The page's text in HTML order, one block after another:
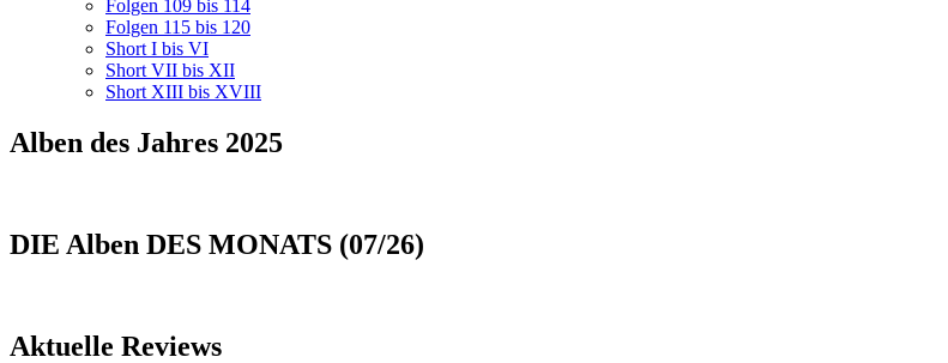
Folgen 109 bis 114
Folgen 115 bis 120
Short I bis VI
Short VII bis XII
Short XIII bis XVIII
Alben des Jahres 2025
DIE Alben DES MONATS (07/26)
Aktuelle Reviews